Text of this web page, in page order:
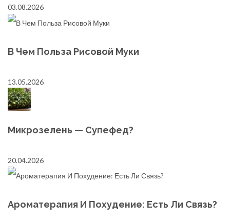
03.08.2026
В Чем Польза Рисовой Муки
13.05.2026
Микрозелень — Супефед?
20.04.2026
Ароматерапия И Похудение: Есть Ли Связь?